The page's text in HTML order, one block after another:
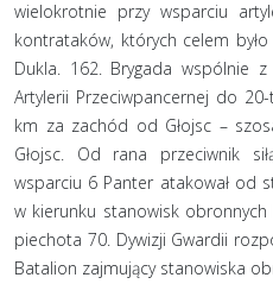
wielokrotnie przy wsparciu
kontrataków, których celem
Dukla. 162. Brygada wspólnie z
Artylerii Przeciwpancernej do
km za zachód od Głojsc –
Głojsc. Od rana przeciwnik
wsparciu 6 Panter atakował od
w kierunku stanowisk
piechota 70. Dywizji Gwardii
Batalion zajmujący stanowiska